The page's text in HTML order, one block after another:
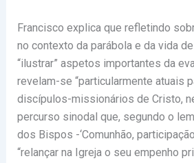
Francisco explica que refletindo
no contexto da parábola e da vida
“ilustrar” aspetos importantes da
revelam-se “particularmente atuais
discípulos-missionários de Cristo,
percurso sinodal que, segundo o
dos Bispos -‘Comunhão,
“relançar na Igreja o seu empenho